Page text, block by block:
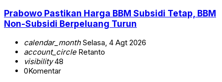
Prabowo Pastikan Harga BBM Subsidi Tetap, BBM
Non-Subsidi Berpeluang Turun
calendar_monthSelasa, 4 Agt 2026
account_circleRetanto
visibility48
0Komentar